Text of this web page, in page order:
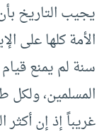
يجيب التاريخ
الأمة كلها على
سنة لم يمنع
المسلمين،
غريباً إذ إن